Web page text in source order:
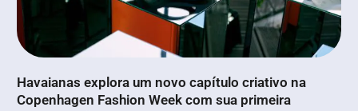
Havaianas explora um novo capítulo criativo na
Copenhagen Fashion Week com sua primeira